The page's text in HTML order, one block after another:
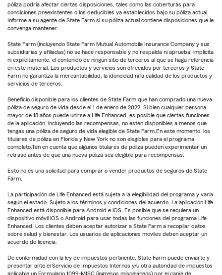
póliza podría afectar ciertas disposiciones, tales como las coberturas para
condiciones preexistentes o los deducibles ya establecidos bajo su póliza actual.
Informe a su agente de State Farm si su póliza actual contiene disposiciones que le
convenga mantener.
State Farm (incluyendo State Farm Mutual Automobile Insurance Company y sus
subsidiarias y afiliadas) no se hace responsable y no respalda ni aprueba, implícita
ni explícitamente, el contenido de ningún sitio de terceros al que se haga referencia
en este material. Los productos y servicios son ofrecidos por terceros y State
Farm no garantiza la mercantabilidad, la idoneidad ni la calidad de los productos y
servicios de terceros.
Beneficio disponible para los clientes de State Farm que han comprado una nueva
póliza de seguro de vida desde el 1 de enero de 2022. Si bien cualquier persona
mayor de 18 años puede unirse a Life Enhanced, es posible que ciertas funciones
de la aplicación, incluyendo las recompensas, no estén disponibles a menos que
tengas una póliza de seguro de vida elegible de State Farm.En este momento, los
titulares de póliza en Florida y New York no son elegibles para el programa
completo.Ten en cuenta que algunos titulares de póliza pueden experimentar un
retraso antes de que una nueva póliza sea elegible para recompensas.
Esto no es una solicitud para comprar o vender productos de seguros de State
Farm.
La participación de Life Enhanced está sujeta a la elegibilidad del programa y varía
según el estado. Sujeto a los términos y condiciones del acuerdo. La aplicación Life
Enhanced está disponible para Android e iOS. Es posible que se requiera un
dispositivo móvil iOS o Android para usar todas las funciones del programa Life
Enhanced. Los clientes deben aceptar autorizar a State Farm a recopilar datos
sobre salud y bienestar. Los usuarios de aplicaciones móviles deben aceptar un
acuerdo de licencia.
De conformidad con la ley de impuestos pertinente, State Farm puede enviarte y
presentar ante el Servicio de Impuestos Internos y/u otra autoridad de impuestos
aplicable un Formulario 1099-MISC (ingresos misceláneos) por el canje de